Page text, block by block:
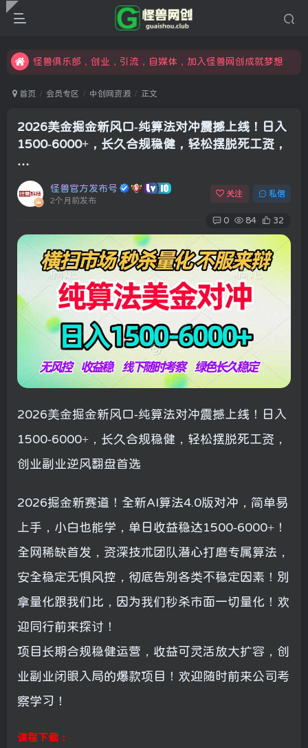
限时开通会员更享折扣，超高返佣
怪兽俱乐部，创业，引流，自媒体，加入怪兽网创成就梦想
首页 会员专区 中创网资源 正文
2026美金掘金新风口-纯算法对冲震撼上线！日入
1500-6000+，长久合规稳健，轻松摆脱死工资，
…
怪兽官方发布号
2个月前发布
关注 私信
0 84 32
2026美金掘金新风口-纯算法对冲震撼上线！日入
1500-6000+，长久合规稳健，轻松摆脱死工资，
创业副业逆风翻盘首选
2026掘金新赛道！全新AI算法4.0版对冲，简单易
上手，小白也能学，单日收益稳达1500-6000+！
全网稀缺首发，资深技术团队潜心打磨专属算法，
安全稳定无惧风控，彻底告别各类不稳定因素！别
拿量化跟我们比，因为我们秒杀市面一切量化！欢
迎同行前来探讨！
项目长期合规稳健运营，收益可灵活放大扩容，创
业副业闭眼入局的爆款项目！欢迎随时前来公司考
察学习！
课程下载：